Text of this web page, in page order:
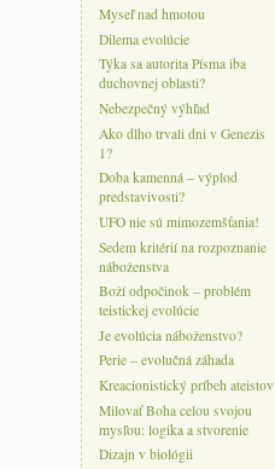
Myseľ nad hmotou
Dilema evolúcie
Týka sa autorita Písma iba
duchovnej oblasti?
Nebezpečný výhľad
Ako dlho trvali dni v Genezis
1?
Doba kamenná – výplod
predstavivosti?
UFO nie sú mimozemšťania!
Sedem kritérií na rozpoznanie
náboženstva
Boží odpočinok – problém
teistickej evolúcie
Je evolúcia náboženstvo?
Perie – evolučná záhada
Kreacionistický príbeh ateistov
Milovať Boha celou svojou
mysľou: logika a stvorenie
Dizajn v biológii